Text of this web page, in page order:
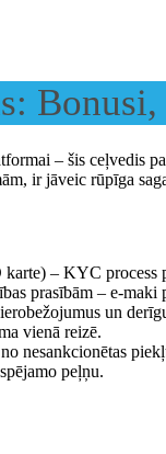
– šis ceļvedis
ir jāveic rūpīga
– KYC process
prasībām – e-maki
un
vienā reizē.
nesankcionētas
peļņu.